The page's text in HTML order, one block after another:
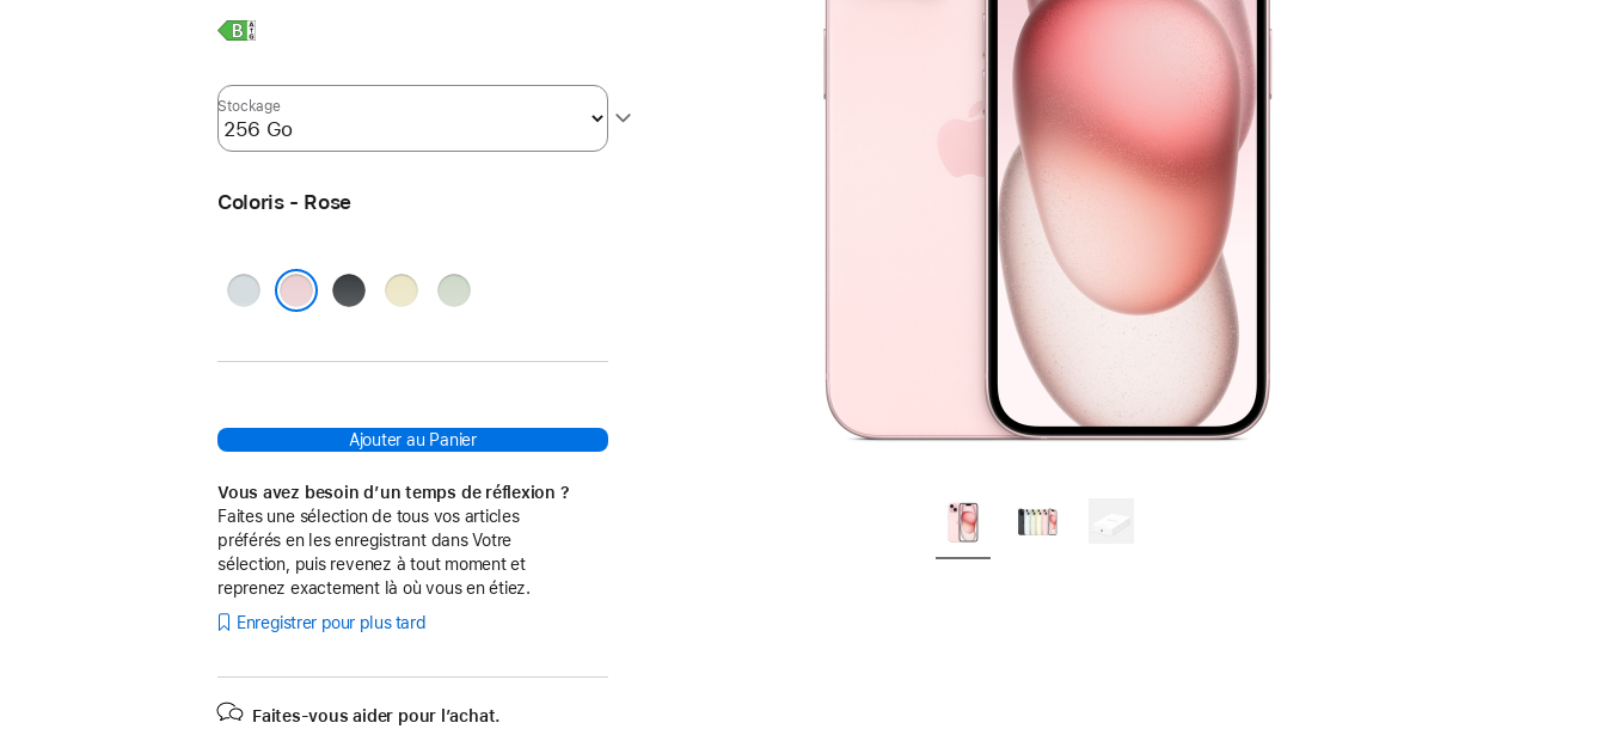
:En
plus,
Stockage
Coloris - Rose
Bleu Noir JauneVert
Ajouter au Panier
Vous avez besoin d’un temps de réflexion ?
Faites une sélection de tous vos articles
préférés en les enregistrant dans Votre
sélection, puis revenez à tout moment et
reprenez exactement là où vous en étiez.
Enregistrer pour plus tard
Faites-vous aider pour l’achat.